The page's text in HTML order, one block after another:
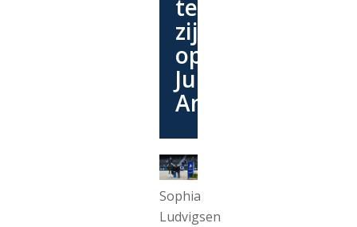
te
zijn
op
Jumping
Amsterdam’
Sophia
Ludvigsen